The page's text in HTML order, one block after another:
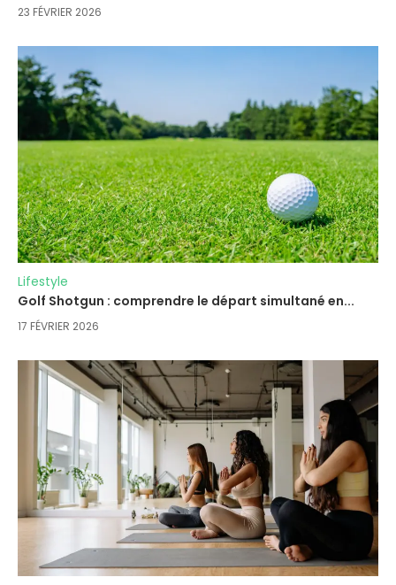
23 FÉVRIER 2026
Lifestyle
Golf Shotgun : comprendre le départ simultané en...
17 FÉVRIER 2026